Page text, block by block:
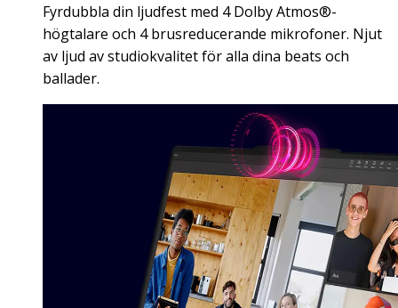
Fyrdubbla din ljudfest med 4 Dolby Atmos®-
högtalare och 4 brusreducerande mikrofoner. Njut
av ljud av studiokvalitet för alla dina beats och
ballader.